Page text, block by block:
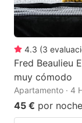
4.3 (3
Fred Beaulieu
muy cómodo
Apartamento · 4
45 € por noche